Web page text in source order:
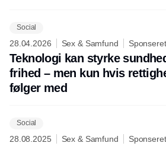
Social
28.04.2026 Sex & Samfund Sponseret
Teknologi kan styrke
frihed – men kun hvis
følger med
Social
28.08.2025 Sex & Samfund Sponseret